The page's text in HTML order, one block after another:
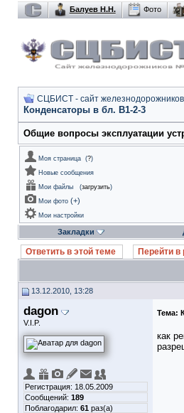
Балуев Н.Н. Фото
СЦБИСТ - сайт
Конденсаторы в бл. В1-2-3
Общие вопросы эксплуатации
Моя страница (?)
Новые сообщения
Мои файлы
(загрузить)
Мои фото (+)
Мои настройки
Закладки
Ответить в этой теме Перейти
13.12.2010, 13:28
dagon
V.I.P.
Регистрация: 18.05.2009
Сообщений: 189
Поблагодарил: 61 раз(а)
Тема:
как